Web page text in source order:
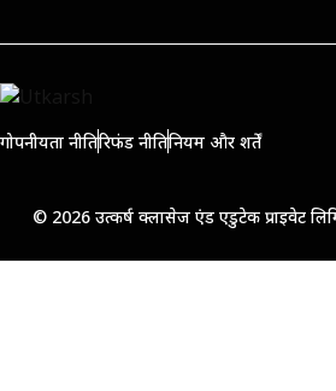
गोपनीयता नीतिरिफंड नीतिनियम और शर्तें
© 2026 उत्कर्ष क्लासेज एंड एडुटेक प्राइवेट